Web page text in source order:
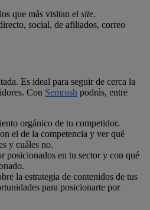
que más visitan el site.
social, de afiliados, correo
Es ideal para seguir de cerca la
Con Semrush podrás, entre
orgánico de tu competidor.
el de la competencia y ver qué
y cuáles no.
posicionados en tu sector y con qué
la estrategia de contenidos de tus
para posicionarte por